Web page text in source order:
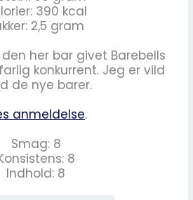
390 kcal
2,5 gram
her bar givet Barebells
konkurrent. Jeg er vild
de nye barer.
anmeldelse.
Smag: 8
8
Indhold: 8